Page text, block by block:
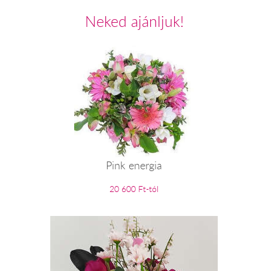
Neked ajánljuk!
Pink energia
20 600 Ft-tól